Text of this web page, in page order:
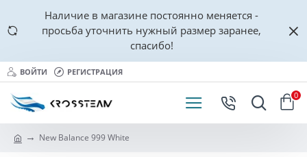
Наличие в магазине постоянно меняется -
просьба уточнить нужный размер заранее,
спасибо!
ВОЙТИ РЕГИСТРАЦИЯ
0
New Balance 999 White